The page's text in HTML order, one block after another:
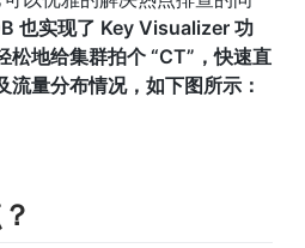
也实现了 Key Visualizer 功
松地给集群拍个 “CT”，快速直
量分布情况，如下图所示：